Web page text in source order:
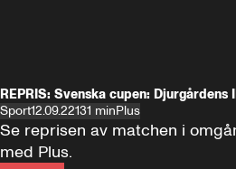
REPRIS: Svenska cupen: Djurgårdens
Sport12.09.22131 minPlus
Se reprisen av matchen i
med Plus.